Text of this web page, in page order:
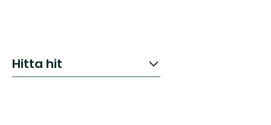
Hitta hit